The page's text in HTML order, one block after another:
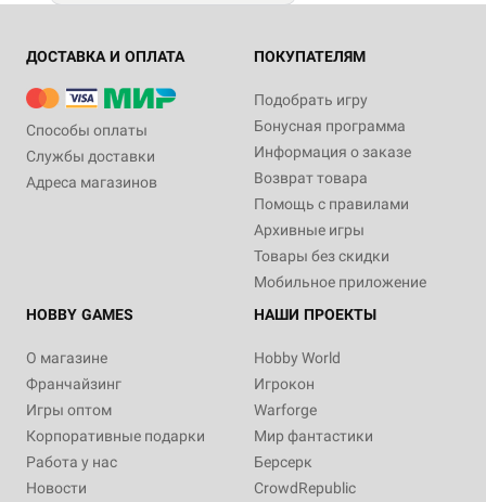
ДОСТАВКА И ОПЛАТА
Способы оплаты
Службы доставки
Адреса магазинов
ПОКУПАТЕЛЯМ
Подобрать игру
Бонусная программа
Информация о заказе
Возврат товара
Помощь с правилами
Архивные игры
Товары без скидки
Мобильное приложение
HOBBY GAMES
О магазине
Франчайзинг
Игры оптом
Корпоративные подарки
Работа у нас
Новости
НАШИ ПРОЕКТЫ
Hobby World
Игрокон
Warforge
Мир фантастики
Берсерк
CrowdRepublic